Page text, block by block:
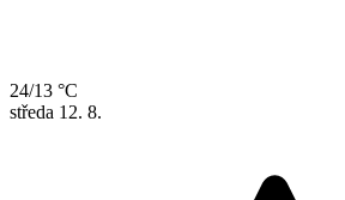
24/13 °C
středa 12. 8.